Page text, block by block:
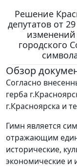
Решение
депутатов от
городского
Обзор
Согласно
герба
г.Красноярска и
Гимн является
отражающим
исторические,
экономические и